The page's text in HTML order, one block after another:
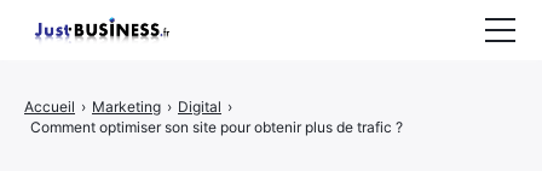
Accueil › Marketing › Digital ›
Comment optimiser son site pour obtenir plus de trafic ?
Entrepreneuriat